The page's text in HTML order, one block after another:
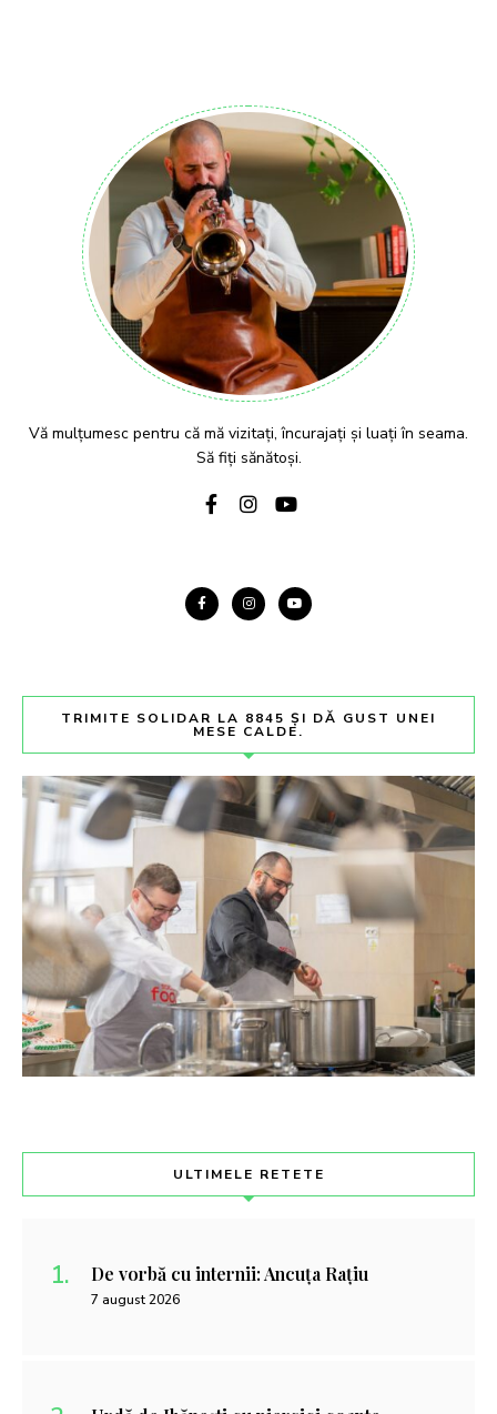
Vă mulțumesc pentru că mă vizitați, încurajați și luați în seama.
Să fiți sănătoși.
TRIMITE SOLIDAR LA 8845 ȘI DĂ GUST UNEI
MESE CALDE.
ULTIMELE RETETE
De vorbă cu internii: Ancuța Rațiu
7 august 2026